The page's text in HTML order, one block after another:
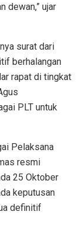
dewan,” ujar
surat dari
berhalangan
rapat di tingkat
PLT untuk
Pelaksana
resmi
25 Oktober
keputusan
definitif